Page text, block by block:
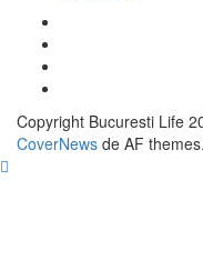
Copyright Bucuresti Life
CoverNews de AF themes.